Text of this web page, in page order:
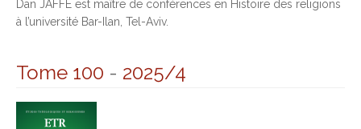
Dan JAFFE est maître de conférences en Histoire des religions
à l’université Bar-Ilan, Tel-Aviv.
Tome 100 - 2025/4